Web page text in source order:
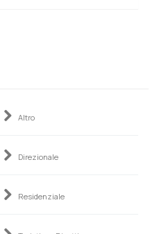
Altro
Direzionale
Residenziale